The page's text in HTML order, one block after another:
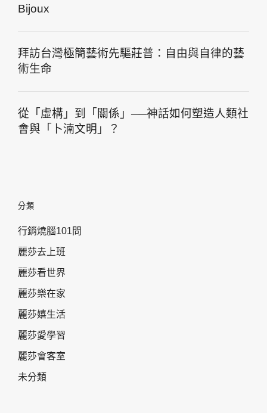
Bijoux
拜訪台灣極簡藝術先驅莊普：自由與自律的藝
術生命
從「虛構」到「關係」──神話如何塑造人類社
會與「卜湳文明」？
分類
行銷燒腦101問
麗莎去上班
麗莎看世界
麗莎樂在家
麗莎嬉生活
麗莎愛學習
麗莎會客室
未分類